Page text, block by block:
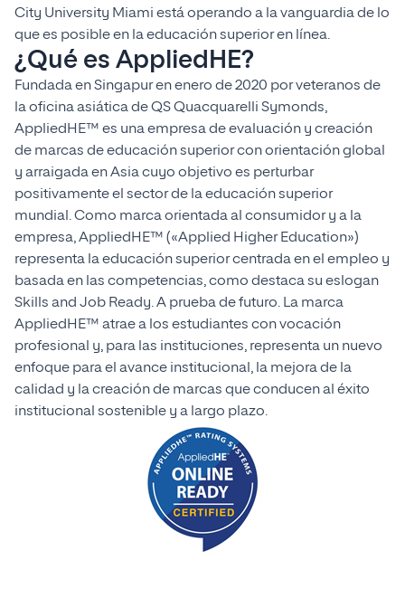
City University Miami está operando a la vanguardia de lo
que es posible en la educación superior en línea.
¿Qué es AppliedHE?
Fundada en Singapur en enero de 2020 por veteranos de
la oficina asiática de QS Quacquarelli Symonds,
AppliedHE™ es una empresa de evaluación y creación
de marcas de educación superior con orientación global
y arraigada en Asia cuyo objetivo es perturbar
positivamente el sector de la educación superior
mundial. Como marca orientada al consumidor y a la
empresa, AppliedHE™ («Applied Higher Education»)
representa la educación superior centrada en el empleo y
basada en las competencias, como destaca su eslogan
Skills and Job Ready. A prueba de futuro. La marca
AppliedHE™ atrae a los estudiantes con vocación
profesional y, para las instituciones, representa un nuevo
enfoque para el avance institucional, la mejora de la
calidad y la creación de marcas que conducen al éxito
institucional sostenible y a largo plazo.